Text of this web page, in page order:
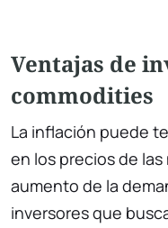
Ventajas de
commodities
La inflación puede
en los precios de
aumento de la
inversores que